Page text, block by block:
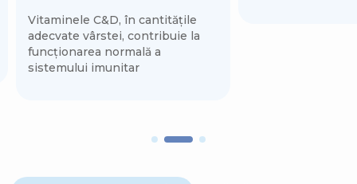
Vitaminele C&D, în cantitățile
adecvate vârstei, contribuie la
funcționarea normală a
sistemului imunitar